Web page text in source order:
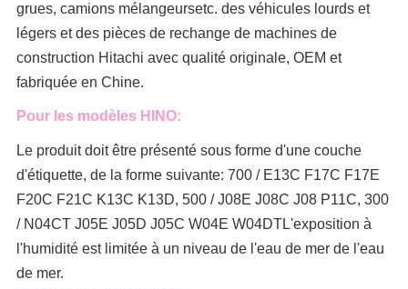
grues, camions mélangeursetc. des véhicules lourds et
légers et des pièces de rechange de machines de
construction Hitachi avec qualité originale, OEM et
fabriquée en Chine.
Pour les modèles HINO:
Le produit doit être présenté sous forme d'une couche
d'étiquette, de la forme suivante: 700 / E13C F17C F17E
F20C F21C K13C K13D, 500 / J08E J08C J08 P11C, 300
/ N04CT J05E J05D J05C W04E W04DTL'exposition à
l'humidité est limitée à un niveau de l'eau de mer de l'eau
de mer.